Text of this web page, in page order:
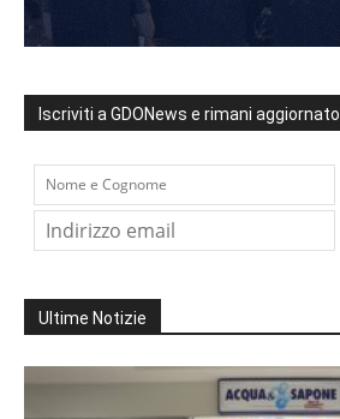
Iscriviti a GDONews e rimani aggiornato
Ultime Notizie